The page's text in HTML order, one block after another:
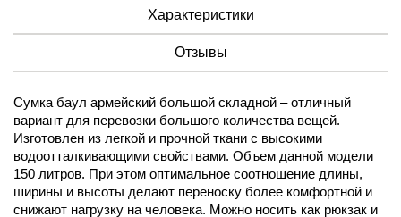
Характеристики
Отзывы
Сумка баул армейский большой складной – отличный
вариант для перевозки большого количества вещей.
Изготовлен из легкой и прочной ткани с высокими
водоотталкивающими свойствами. Объем данной модели
150 литров. При этом оптимальное соотношение длины,
ширины и высоты делают переноску более комфортной и
снижают нагрузку на человека. Можно носить как рюкзак и